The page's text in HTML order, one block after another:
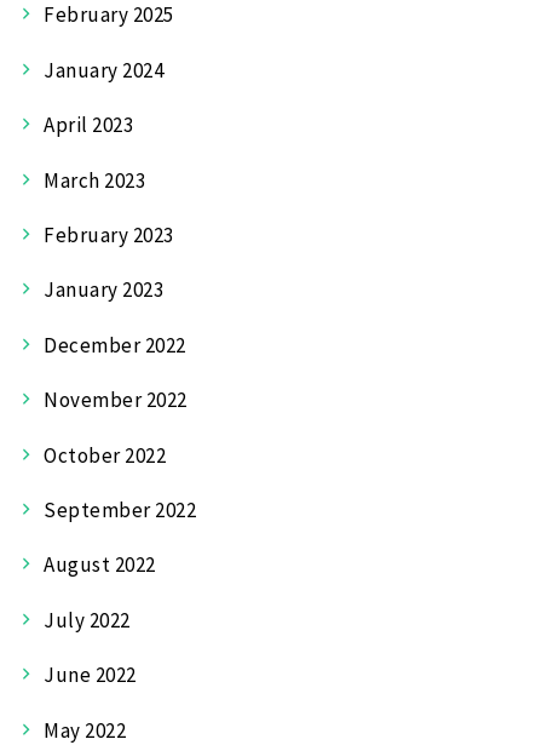
February 2025
January 2024
April 2023
March 2023
February 2023
January 2023
December 2022
November 2022
October 2022
September 2022
August 2022
July 2022
June 2022
May 2022